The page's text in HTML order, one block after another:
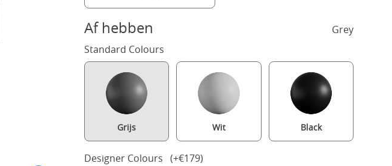
Brady Slim painted wood bed in grey with Juno mattress
Af hebben
Grey
Standard Colours
Grijs Wit Black
Designer Colours (+€179)